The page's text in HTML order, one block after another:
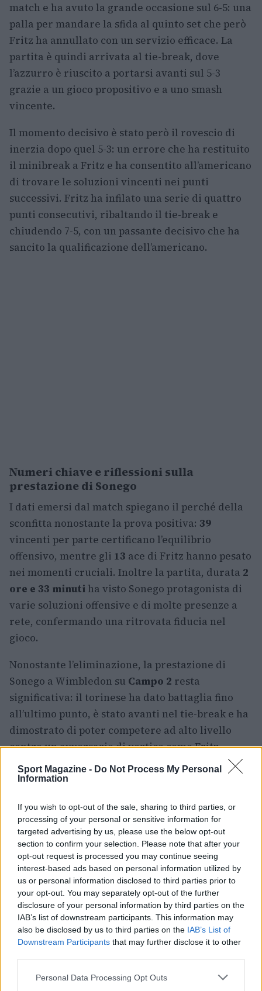
Sport Magazine - Do Not Process My Personal
Information
If you wish to opt-out of the sale, sharing to third parties, or
processing of your personal or sensitive information for
targeted advertising by us, please use the below opt-out
section to confirm your selection. Please note that after your
opt-out request is processed you may continue seeing
interest-based ads based on personal information utilized by
us or personal information disclosed to third parties prior to
your opt-out. You may separately opt-out of the further
disclosure of your personal information by third parties on the
IAB’s list of downstream participants. This information may
also be disclosed by us to third parties on the IAB’s List of
Downstream Participants that may further disclose it to other
Please note that this website/app uses one or more Google
Personal Data Processing Opt Outs
match e ha avuto la grande occasione sul 6-5: una
palla per mandare la sfida al quinto set che però
Fritz ha annullato con un servizio efficace. La
partita è quindi arrivata al tie-break, dove
l’azzurro è riuscito a portarsi avanti sul 5-3
grazie a un gioco propositivo e a uno smash
vincente.
Il momento decisivo è stato però il rovescio di
inerzia dopo quel 5-3: un errore che ha restituito
il minibreak a Fritz e ha consentito all’americano
di trovare le soluzioni vincenti nei punti
successivi. Fritz ha infilato una serie di quattro
punti consecutivi, ribaltando il tie-break e
chiudendo 7-5, con un passante decisivo che ha
sancito la qualificazione dell’americano.
Numeri chiave e riflessioni sulla
prestazione di Sonego
I dati emersi dal match spiegano il perché della
sconfitta nonostante la prova positiva: 39
vincenti per parte certificano l’equilibrio
offensivo, mentre gli 13 ace di Fritz hanno pesato
nei momenti cruciali. Inoltre la partita, durata 2
ore e 33 minuti ha visto Sonego protagonista di
varie soluzioni offensive e di molte presenze a
rete, confermando una ritrovata fiducia nel
gioco.
Nonostante l’eliminazione, la prestazione di
Sonego a Wimbledon su Campo 2 resta
significativa: il torinese ha dato battaglia fino
all’ultimo punto, è stato avanti nel tie-break e ha
dimostrato di poter competere ad alto livello
contro un avversario di vertice come Fritz.
Per Fritz la vittoria vale l’accesso agli ottavi e la
per Sonego il torneo lascia spunti incoraggianti
in vista del prosieguo della stagione, sia sul
piano tecnico che mentale.
Ilaria Mauri
Ilaria Mauri, bolognese, decise di seguire il
giornalismo sportivo dopo una notte al
Dall'Ara durante una partita decisiva: oggi
sul campo e conserva il biglietto di quella